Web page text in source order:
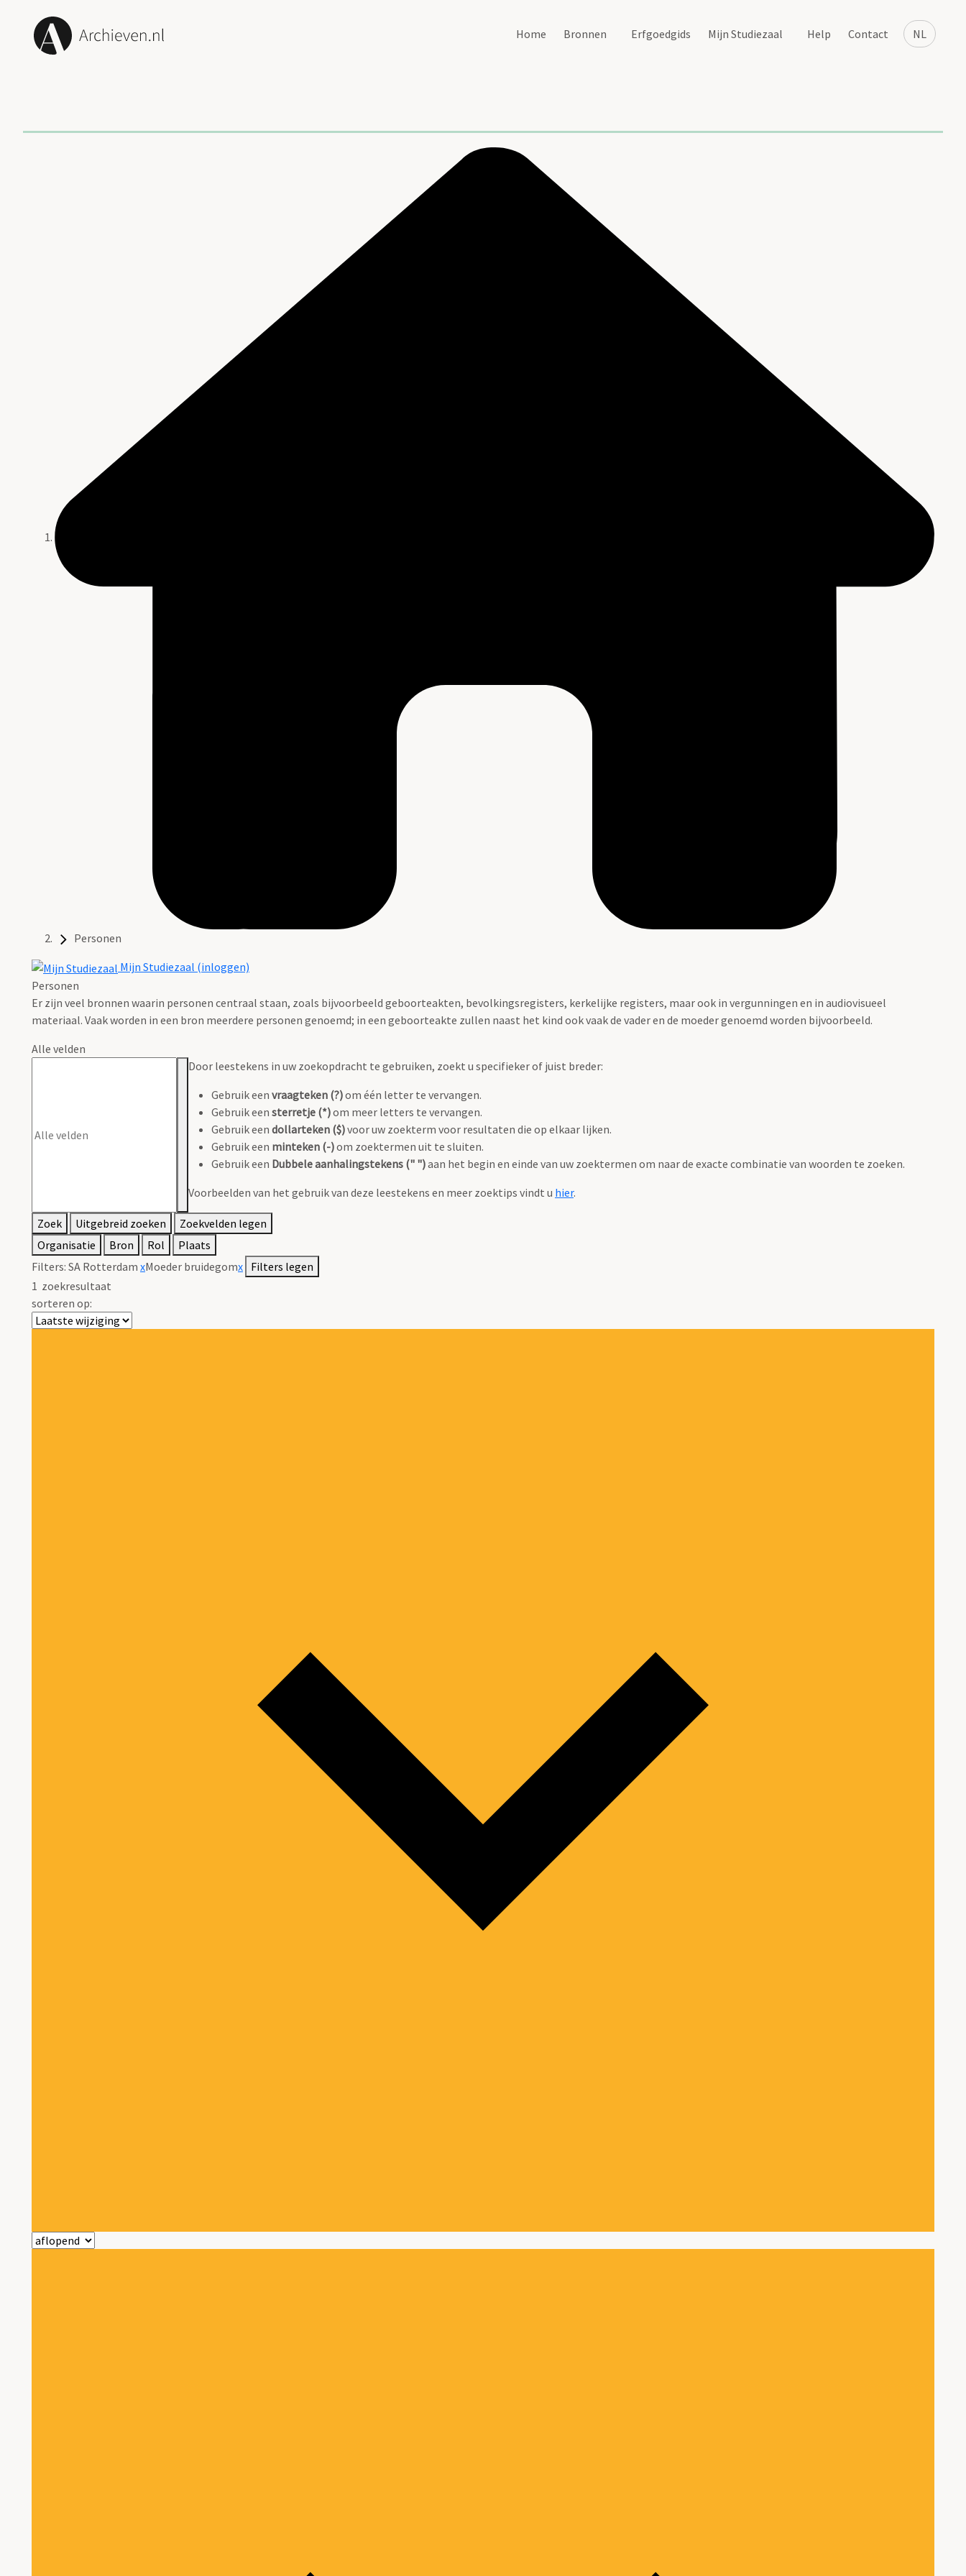
NL
Home Bronnen Erfgoedgids Mijn Studiezaal Help Contact
Personen
Mijn Studiezaal (inloggen)
Personen
Er zijn veel bronnen waarin personen centraal staan, zoals bijvoorbeeld geboorteakten, bevolkingsregisters, kerkelijke registers, maar ook in vergunningen en in audiovisueel
materiaal. Vaak worden in een bron meerdere personen genoemd; in een geboorteakte zullen naast het kind ook vaak de vader en de moeder genoemd worden bijvoorbeeld.
Alle velden
Door leestekens in uw zoekopdracht te gebruiken, zoekt u specifieker of juist breder:
Gebruik een vraagteken (?)om één letter te vervangen.
Gebruik een sterretje (*)om meer letters te vervangen.
Gebruik een dollarteken ($)voor uw zoekterm voor resultaten die op elkaar lijken.
Gebruik een minteken (-)om zoektermen uit te sluiten.
Gebruik een Dubbele aanhalingstekens (" ")aan het begin en einde van uw zoektermen om naar de exacte combinatie van woorden te zoeken.
Voorbeelden van het gebruik van deze leestekens en meer zoektips vindt u hier.
Zoek Uitgebreid zoeken
Zoekvelden legen
Organisatie
Bron Rol
Plaats
Filters: SA Rotterdam xMoeder bruidegomx Filters legen
1 zoekresultaat
sorteren op: